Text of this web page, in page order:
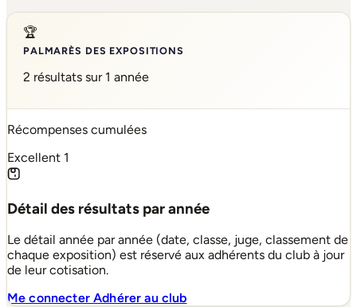
🏆
PALMARÈS DES EXPOSITIONS
2 résultats sur 1 année
Récompenses cumulées
Excellent 1
Détail des résultats par année
Le détail année par année (date, classe, juge, classement de
chaque exposition) est réservé aux adhérents du club à jour
de leur cotisation.
Me connecterAdhérer au club